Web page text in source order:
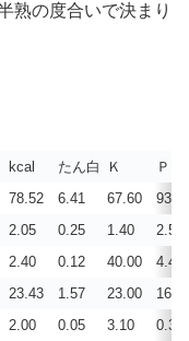
熟の度合いで決まり
kcal たん白 Ｋ
Ｐ
78.52 6.41 67.60
2.05 0.25 1.40
2.55
2.40 0.12 40.00
4.40
23.43 1.57 23.00
2.00 0.05 3.10
0.30